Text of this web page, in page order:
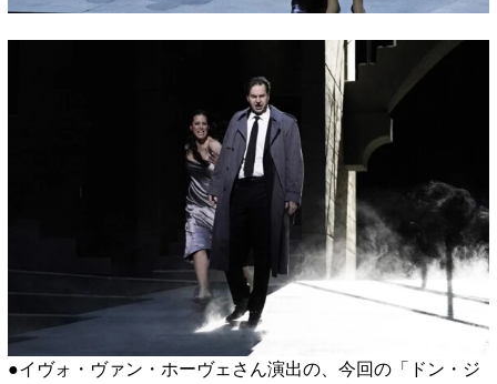
●イヴォ・ヴァン・ホーヴェさん演出の、今回の「ドン・ジ